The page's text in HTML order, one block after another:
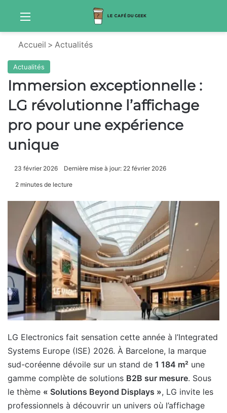
Menu
Accueil > Actualités
Actualités
Immersion exceptionnelle :
LG révolutionne l’affichage
pro pour une expérience
unique
23 février 2026 Dernière mise à jour: 22 février 2026
2 minutes de lecture
LG Electronics fait sensation cette année à l’Integrated
Systems Europe (ISE) 2026. À Barcelone, la marque
sud-coréenne dévoile sur un stand de 1 184 m² une
gamme complète de solutions B2B sur mesure. Sous
le thème « Solutions Beyond Displays », LG invite les
professionnels à découvrir un univers où l’affichage